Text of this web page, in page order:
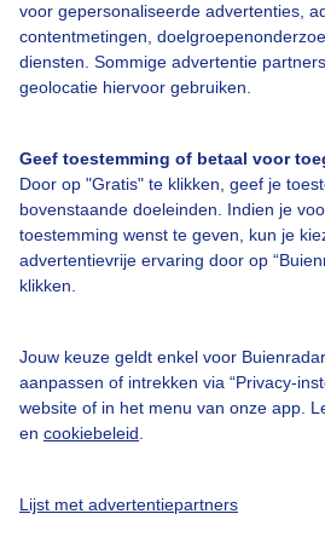
voor gepersonaliseerde advertenties,
contentmetingen,
diensten. Sommige advertentie
geolocatie hiervoor gebruiken.
Geef toestemming of betaal voor
Door op "Gratis" te klikken, geef je
bovenstaande doeleinden. Indien je
toestemming wenst te geven, kun je
advertentievrije ervaring door op
klikken.
Jouw keuze geldt enkel voor
aanpassen of intrekken via “Privacy-
website of in het menu van onze app.
en cookiebeleid
Lijst met advertentiepartners
Over Buienradar
Bedrijfsgegevens
Contact
Toegankelijkheid
Gebruikersvoorwaarden
Adverteren
Privacy beleid
Cookie beleid